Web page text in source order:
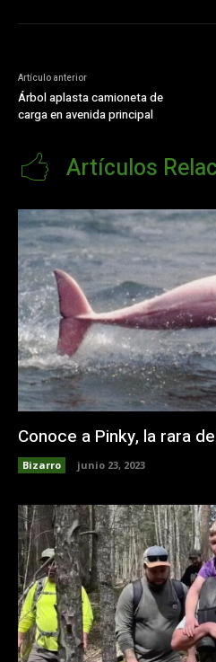
Artículo anterior
Árbol aplasta camioneta de
carga en avenida principal
Artículos
Conoce a Pinky, la rara
Bizarro junio 23, 2023